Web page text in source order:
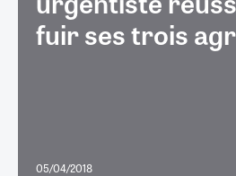
fuir ses trois
05/04/2018